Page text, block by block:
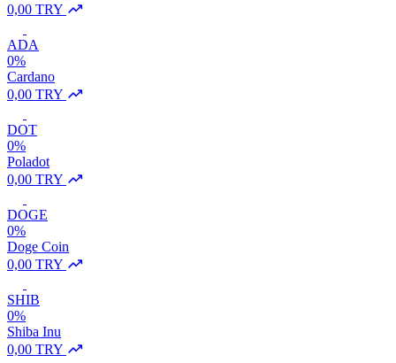
0,00 TRY
ADA
0%
Cardano
0,00 TRY
DOT
0%
Poladot
0,00 TRY
DOGE
0%
Doge Coin
0,00 TRY
SHIB
0%
Shiba Inu
0,00 TRY